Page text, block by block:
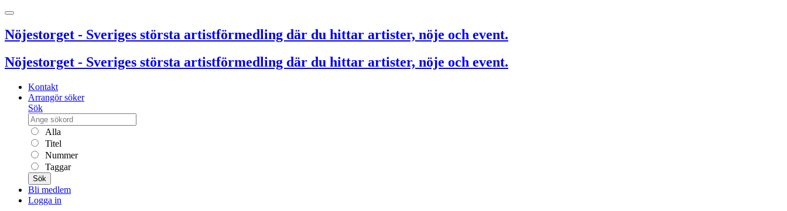
Nöjestorget - Sveriges största artistförmedling där du hittar artister, nöje och event.
Nöjestorget - Sveriges största artistförmedling där du hittar artister, nöje och event.
Kontakt
Arrangör söker
Sök
Alla
Titel
Nummer
Taggar
Sök
Bli medlem
Logga in